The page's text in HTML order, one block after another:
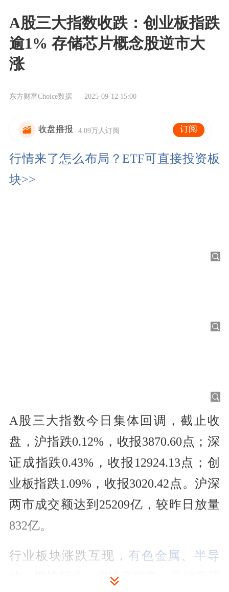
A股三大指数收跌：创业板指跌
逾1% 存储芯片概念股逆市大
涨
东方财富Choice数据 2025-09-12 15:00
收盘播报 4.09万人订阅 订阅
行情来了怎么布局？ETF可直接投资板
块>>
A股三大指数今日集体回调，截止收
盘，沪指跌0.12%，收报3870.60点；深
证成指跌0.43%，收报12924.13点；创
业板指跌1.09%，收报3020.42点。沪深
两市成交额达到25209亿，较昨日放量
832亿。
行业板块涨跌互现， 有色金属 、半导
房地产服务